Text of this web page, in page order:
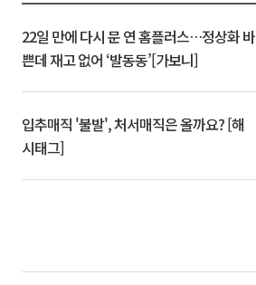
22일 만에 다시 문 연 홈플러스…정상화 바
쁜데 재고 없어 ‘발동동’[가보니]
입추매직 '불발', 처서매직은 올까요? [해
시태그]